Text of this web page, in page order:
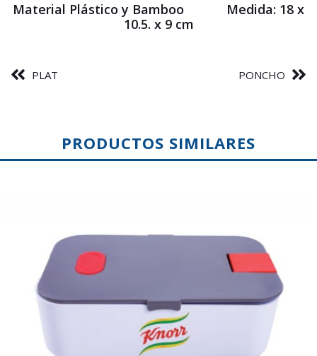
Material Plástico y Bamboo Medida: 18 x
10.5. x 9 cm
PLAT PONCHO
PRODUCTOS SIMILARES